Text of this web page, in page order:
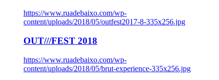
https://www.ruadebaixo.com/wp-
content/uploads/2018/05/outfest2017-8-335x256.jpg
OUT///FEST 2018
https://www.ruadebaixo.com/wp-
content/uploads/2018/05/brut-experience-335x256.jpg